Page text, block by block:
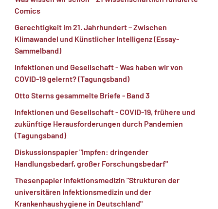
Comics
Gerechtigkeit im 21. Jahrhundert – Zwischen
Klimawandel und Künstlicher Intelligenz (Essay-
Sammelband)
Infektionen und Gesellschaft - Was haben wir von
COVID-19 gelernt? (Tagungsband)
Otto Sterns gesammelte Briefe - Band 3
Infektionen und Gesellschaft - COVID-19, frühere und
zukünftige Herausforderungen durch Pandemien
(Tagungsband)
Diskussionspapier "Impfen: dringender
Handlungsbedarf, großer Forschungsbedarf"
Thesenpapier Infektionsmedizin "Strukturen der
universitären Infektionsmedizin und der
Krankenhaushygiene in Deutschland"